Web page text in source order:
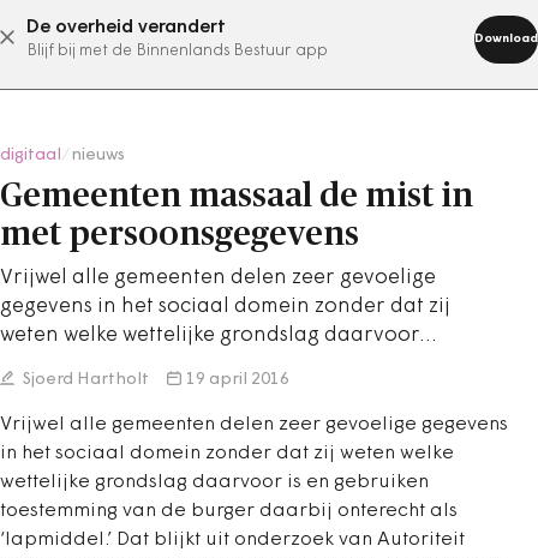
De overheid verandert
Blijf bij met de Binnenlands Bestuur app
Download
abonneer nu
digitaal nieuws
Gemeenten massaal de mist in
met persoonsgegevens
Vrijwel alle gemeenten delen zeer gevoelige
gegevens in het sociaal domein zonder dat zij
weten welke wettelijke grondslag daarvoor…
Sjoerd Hartholt 19 april 2016
Vrijwel alle gemeenten delen zeer gevoelige gegevens
in het sociaal domein zonder dat zij weten welke
wettelijke grondslag daarvoor is en gebruiken
toestemming van de burger daarbij onterecht als
‘lapmiddel.’ Dat blijkt uit onderzoek van Autoriteit